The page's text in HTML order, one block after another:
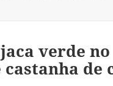
verde no
de